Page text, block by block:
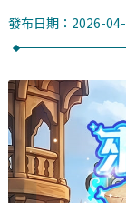
發布日期：2026-